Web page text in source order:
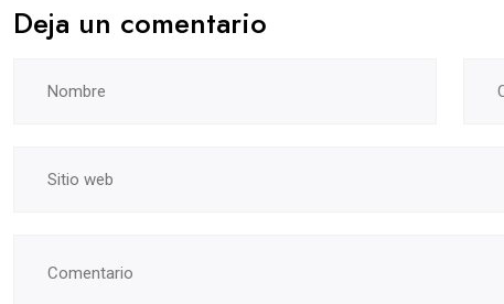
Deja un comentario